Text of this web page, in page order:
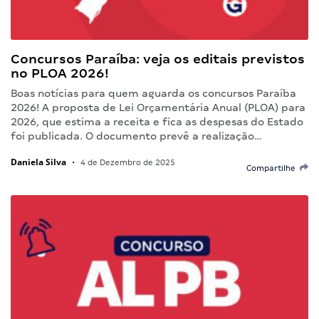
Concursos Paraíba: veja os editais previstos
no PLOA 2026!
Boas notícias para quem aguarda os concursos Paraíba
2026! A proposta de Lei Orçamentária Anual (PLOA) para
2026, que estima a receita e fica as despesas do Estado
foi publicada. O documento prevê a realização…
Daniela Silva • 4 de Dezembro de 2025
Compartilhe